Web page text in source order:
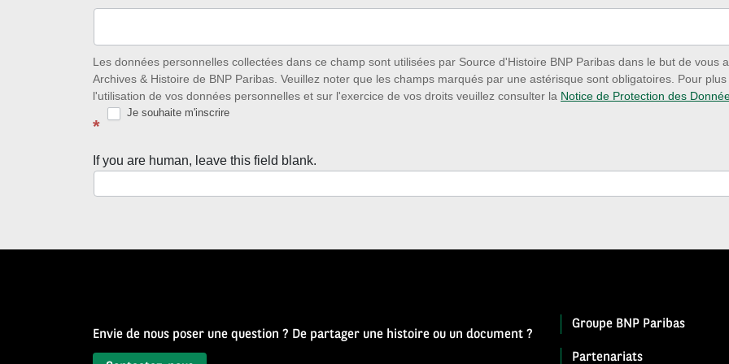
à
des
nouveautés
avec
la
Newsletter
Les données personnelles collectées dans ce champ sont utilisées par Source d'Histoire BNP Paribas dans le but de vous
Archives & Histoire de BNP Paribas. Veuillez noter que les champs marqués par une astérisque sont obligatoires. Pour
l'utilisation de vos données personnelles et sur l'exercice de vos droits veuillez consulter la Notice de Protection des
*
Je souhaite m'inscrire
If you are human, leave this field blank.
Envie de nous poser une question ? De partager une histoire ou un document ?
Groupe BNP Paribas
Partenariats